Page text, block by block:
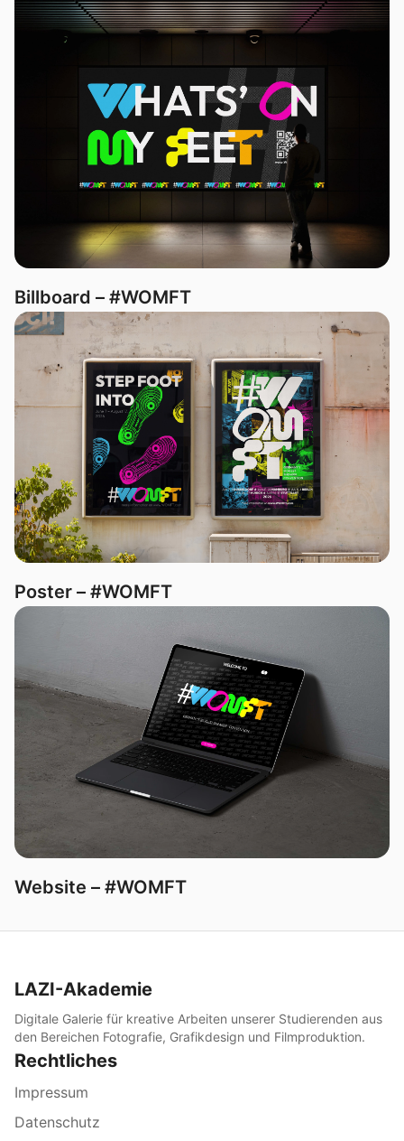
Billboard – #WOMFT
Poster – #WOMFT
Website – #WOMFT
LAZI-Akademie
Digitale Galerie für kreative Arbeiten unserer Studierenden aus
den Bereichen Fotografie, Grafikdesign und Filmproduktion.
Rechtliches
Impressum
Datenschutz